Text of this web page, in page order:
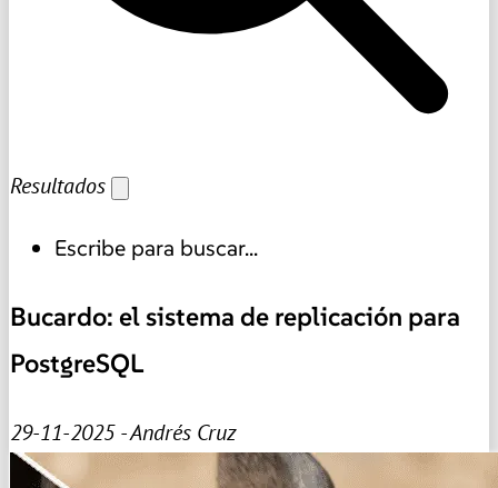
Resultados
Escribe para buscar...
Bucardo: el sistema de replicación para
PostgreSQL
29-11-2025 - Andrés Cruz